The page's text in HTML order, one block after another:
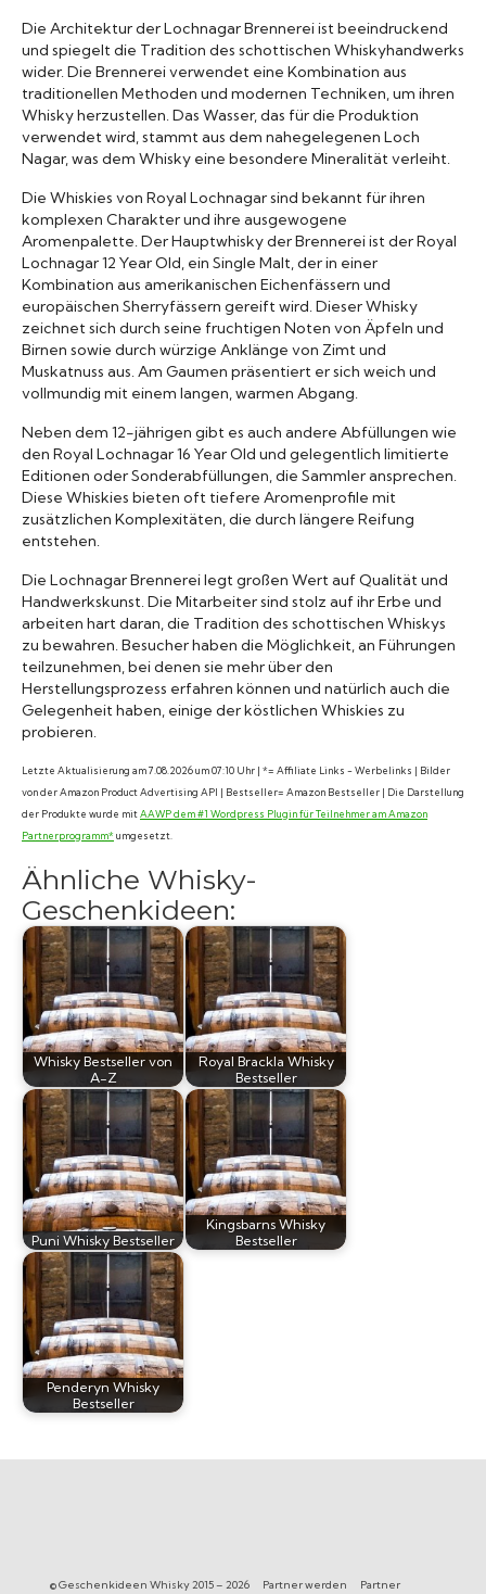
Die Architektur der Lochnagar Brennerei ist beeindruckend
und spiegelt die Tradition des schottischen Whiskyhandwerks
wider. Die Brennerei verwendet eine Kombination aus
traditionellen Methoden und modernen Techniken, um ihren
Whisky herzustellen. Das Wasser, das für die Produktion
verwendet wird, stammt aus dem nahegelegenen Loch
Nagar, was dem Whisky eine besondere Mineralität verleiht.
Die Whiskies von Royal Lochnagar sind bekannt für ihren
komplexen Charakter und ihre ausgewogene
Aromenpalette. Der Hauptwhisky der Brennerei ist der Royal
Lochnagar 12 Year Old, ein Single Malt, der in einer
Kombination aus amerikanischen Eichenfässern und
europäischen Sherryfässern gereift wird. Dieser Whisky
zeichnet sich durch seine fruchtigen Noten von Äpfeln und
Birnen sowie durch würzige Anklänge von Zimt und
Muskatnuss aus. Am Gaumen präsentiert er sich weich und
vollmundig mit einem langen, warmen Abgang.
Neben dem 12-jährigen gibt es auch andere Abfüllungen wie
den Royal Lochnagar 16 Year Old und gelegentlich limitierte
Editionen oder Sonderabfüllungen, die Sammler ansprechen.
Diese Whiskies bieten oft tiefere Aromenprofile mit
zusätzlichen Komplexitäten, die durch längere Reifung
entstehen.
Die Lochnagar Brennerei legt großen Wert auf Qualität und
Handwerkskunst. Die Mitarbeiter sind stolz auf ihr Erbe und
arbeiten hart daran, die Tradition des schottischen Whiskys
zu bewahren. Besucher haben die Möglichkeit, an Führungen
teilzunehmen, bei denen sie mehr über den
Herstellungsprozess erfahren können und natürlich auch die
Gelegenheit haben, einige der köstlichen Whiskies zu
probieren.
Letzte Aktualisierung am 7.08.2026 um 07:10 Uhr | *= Affiliate Links - Werbelinks | Bilder
von der Amazon Product Advertising API | Bestseller= Amazon Bestseller | Die Darstellung
der Produkte wurde mitAAWP dem #1 Wordpress Plugin für Teilnehmer am Amazon
Partnerprogramm*umgesetzt.
Ähnliche Whisky-
Geschenkideen:
Whisky Bestseller von
A-Z
Royal Brackla Whisky
Bestseller
Puni Whisky Bestseller
Kingsbarns Whisky
Bestseller
Penderyn Whisky
Bestseller
© Geschenkideen Whisky 2015 – 2026 Partner werden Partner